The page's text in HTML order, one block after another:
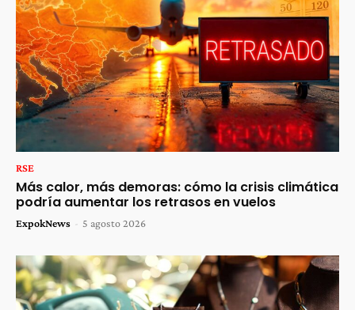
RSE
Más calor, más demoras: cómo la crisis climática
podría aumentar los retrasos en vuelos
ExpokNews - 5 agosto 2026